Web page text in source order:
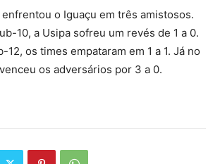
o Iguaçu em três amistosos.
10, a Usipa sofreu um revés de 1 a 0.
12, os times empataram em 1 a 1. Já no
os adversários por 3 a 0.